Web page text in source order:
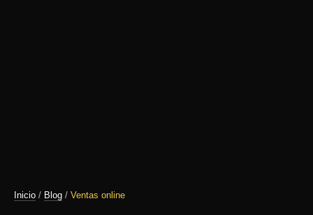
Inicio / Blog / Ventas online